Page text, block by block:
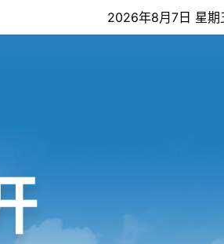
2026年8月7日 星期